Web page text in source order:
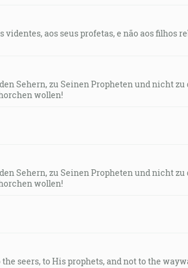
a vytrhuje ich. [Ž 34:8]
sa stalo spasenie a moc a
žalobník našich bratov, ktorý
z prostredku kra. A videl, že hľa, ker
mužnej sile kniežatsky zápasil s
našiel, a tam hovoril s nami. [Oz 12:3-4]
videntes, aos seus profetas, e não aos filhos
Sehern, zu Seinen Propheten und nicht
wollen!
Sehern, zu Seinen Propheten und nicht
wollen!
the seers, to His prophets, and not to the